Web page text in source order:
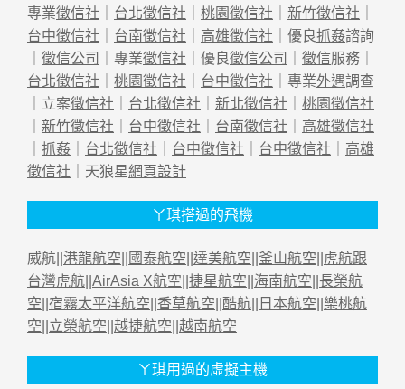
專業徵信社 ｜ 台北徵信社 ｜ 桃園徵信社 ｜ 新竹徵信社 ｜
台中徵信社 ｜ 台南徵信社 ｜ 高雄徵信社 ｜優良抓姦諮詢
｜ 徵信公司 ｜專業徵信社 ｜優良徵信公司 ｜ 徵信服務｜
台北徵信社 ｜ 桃園徵信社 ｜ 台中徵信社 ｜專業外遇調查
｜立案徵信社 ｜ 台北徵信社 ｜ 新北徵信社 ｜ 桃園徵信社
｜ 新竹徵信社 ｜ 台中徵信社 ｜ 台南徵信社 ｜ 高雄徵信社
｜ 抓姦 ｜ 台北徵信社 ｜ 台中徵信社 ｜ 台中徵信社 ｜ 高雄
徵信社 ｜天狼星網頁設計
ㄚ琪搭過的飛機
威航|| 港龍航空 國泰航空 達美航空 釜山航空
虎航跟
台灣虎航 AirAsia X航空 捷星航空 海南航空 長榮航
空 宿霧太平洋航空 香草航空 酷航 日本航空 樂桃航
空 立榮航空 越捷航空 越南航空
ㄚ琪用過的虛擬主機